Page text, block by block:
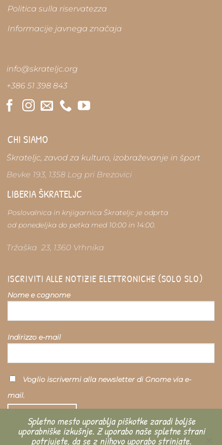
del
Politica sulla riservatezza
Informacije javnega značaja
info@skrateljc.org
+386 51 398 843
CHI SIAMO
Škrateljc, zavod za kulturo, izobraževanje in šport
Bevke 193, 1358 Log pri Brezovici
LIBERIA ŠKRATELJC
Poslovalnica in knjigarnica Škrateljc je odprta
od ponedeljka do petka med 10:00 in 14:00.
Tržaška 23, 1360 Vrhnika
ISCRIVITI ALLE NOTIZIE ELETTRONICHE (SOLO SLO)
Nome e cognome
Indirizzo e-mail
Voglio iscrivermi alla newsletter di Gnome via e-
mail.
Spletno mesto uporablja piškotke zaradi boljše
uporabniške izkušnje. Z uporabo naše spletne strani
potrjujete, da se z njihovo uporabo strinjate.